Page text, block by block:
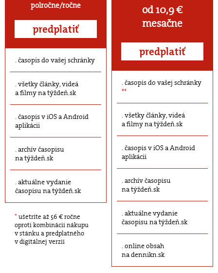
polročne/ročne
predplatiť
časopis do vašej schránky
všetky články, videá
a filmy na týždeň.sk
časopis v iOS a Android
aplikácii
archív časopisu
na týždeň.sk
aktuálne vydanie
časopisu na týždeň.sk
* ušetríte až 56 € ročne
oproti kombinácii nákupu
v stánku a predplatného
v digitálnej verzii
od 10,9 €
mesačne
predplatiť
časopis do vašej schránky
**
všetky články, videá
a filmy na týždeň.sk
časopis v iOS a Android
aplikácii
archív časopisu
na týždeň.sk
aktuálne vydanie
časopisu na týždeň.sk
online obsah
na dennikn.sk